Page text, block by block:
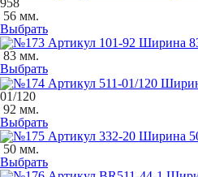
958
56 мм.
Выбрать
83 мм.
Выбрать
01/120
92 мм.
Выбрать
50 мм.
Выбрать